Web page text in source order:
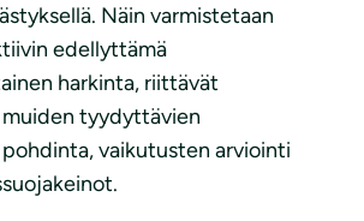
Näin varmistetaan
edellyttämä
harkinta, riittävät
tyydyttävien
vaikutusten arviointi